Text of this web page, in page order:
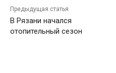
Предыдущая статья
В Рязани начался
отопительный сезон